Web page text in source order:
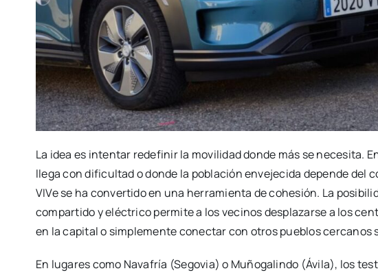
La idea es intentar redefinir la movilidad donde más se necesita.
llega con dificultad o donde la población envejecida depende del
VIVe se ha convertido en una herramienta de cohesión. La
compartido y eléctrico permite a los vecinos desplazarse a los
en la capital o simplemente conectar con otros pueblos
En lugares como Navafría (Segovia) o Muñogalindo (Ávila), los